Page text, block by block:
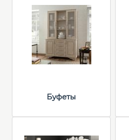
Буфеты